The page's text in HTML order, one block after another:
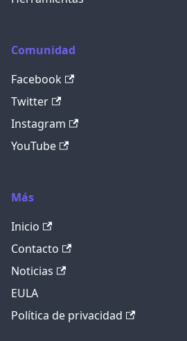
Comunidad
Facebook
Twitter
Instagram
YouTube
Más
Inicio
Contacto
Noticias
EULA
Política de privacidad